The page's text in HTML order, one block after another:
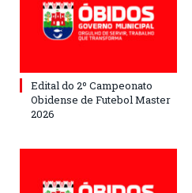
Edital do 2º Campeonato
Obidense de Futebol Master
2026